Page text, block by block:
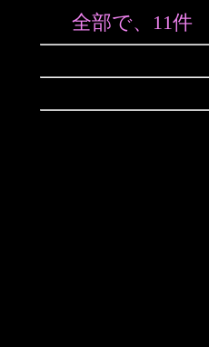
全部で、11件